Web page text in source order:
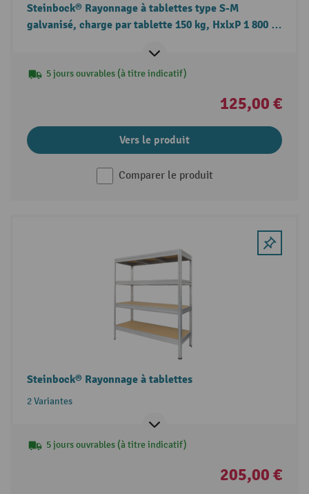
Steinbock® Rayonnage à tablettes type S-M
galvanisé, charge par tablette 150 kg, HxlxP 1 800 x
5 jours ouvrables (à titre indicatif)
125,00 €
Vers le produit
Comparer le produit
Steinbock® Rayonnage à tablettes
2 Variantes
5 jours ouvrables (à titre indicatif)
205,00 €